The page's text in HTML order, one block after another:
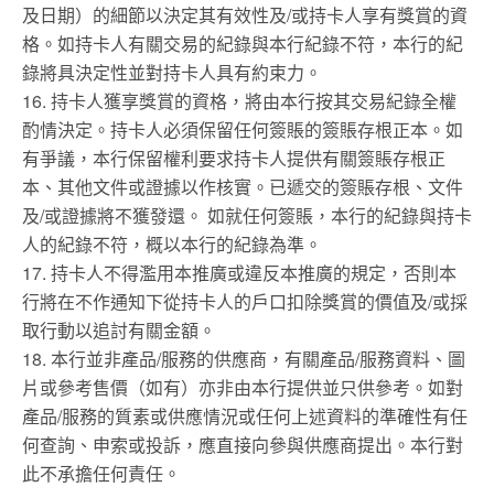
及日期）的細節以決定其有效性及/或持卡人享有獎賞的資
格。如持卡人有關交易的紀錄與本行紀錄不符，本行的紀
錄將具決定性並對持卡人具有約束力。
16. 持卡人獲享獎賞的資格，將由本行按其交易紀錄全權
酌情決定。持卡人必須保留任何簽賬的簽賬存根正本。如
有爭議，本行保留權利要求持卡人提供有關簽賬存根正
本、其他文件或證據以作核實。已遞交的簽賬存根、文件
及/或證據將不獲發還。 如就任何簽賬，本行的紀錄與持卡
人的紀錄不符，概以本行的紀錄為準。
17. 持卡人不得濫用本推廣或違反本推廣的規定，否則本
行將在不作通知下從持卡人的戶口扣除獎賞的價值及/或採
取行動以追討有關金額。
18. 本行並非產品/服務的供應商，有關產品/服務資料、圖
片或參考售價（如有）亦非由本行提供並只供參考。如對
產品/服務的質素或供應情況或任何上述資料的準確性有任
何查詢、申索或投訴，應直接向參與供應商提出。本行對
此不承擔任何責任。